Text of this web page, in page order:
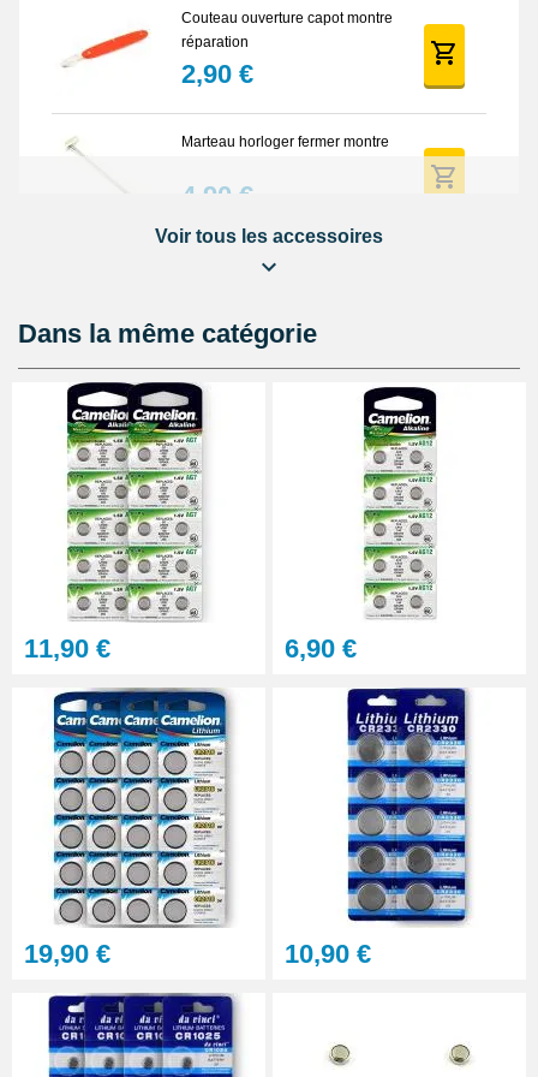
Nom : CR1220
Voltage : 3V
Hauteur: 2 mm
Poids: 1,9 g
Couteau ouverture capot montre
réparation
2,90 €
Marteau horloger fermer montre
4,90 €
Outil soulever couvercle arrière
4,90 €
Pince antistatique montre pas
chère
5,90 €
Balle synthétique pas chère
ouverture montre fond vissé
4,90 €
Kit - Changer la pile d'une
montre - réparation pas chère
10,90 €
À configurer
Kit réparation montre : Changer
la pile d'un fond vissé
8,90 €
À configurer
Voir tous les accessoires
Dans la même catégorie
11,90 € 6,90 €
19,90 € 10,90 €